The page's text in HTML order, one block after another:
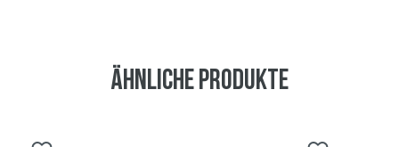
Ähnliche Produkte